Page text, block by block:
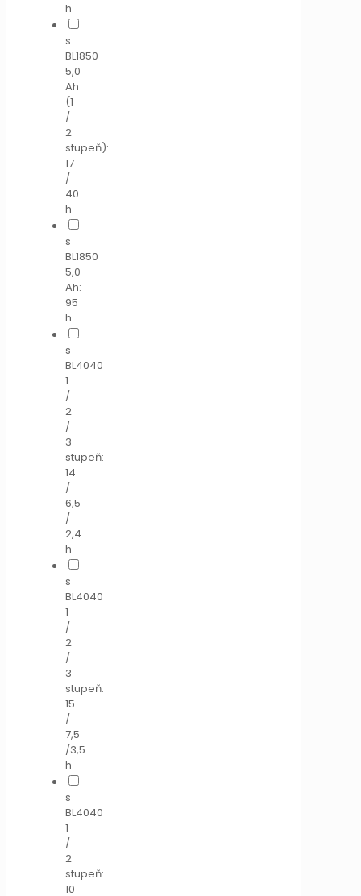
h
s
BL1850
5,0
Ah
(1
/
2
stupeň):
17
/
40
h
s
BL1850
5,0
Ah:
95
h
s
BL4040
1
/
2
/
3
stupeň:
14
/
6,5
/
2,4
h
s
BL4040
1
/
2
/
3
stupeň:
15
/
7,5
/3,5
h
s
BL4040
1
/
2
stupeň:
10